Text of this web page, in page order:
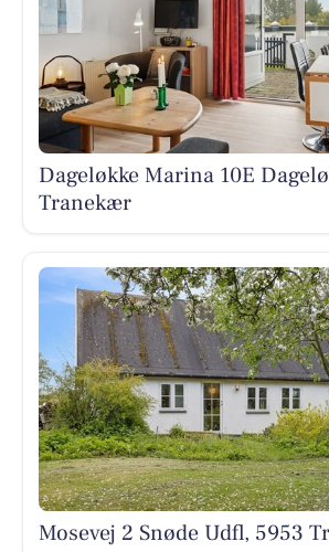
Dageløkke Marina 10E
Tranekær
Mosevej 2 Snøde Udfl, 5953